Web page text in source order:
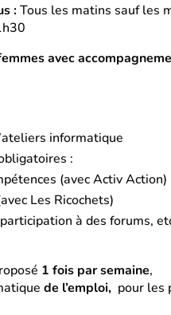
:Tous les matins sauf les
avec
informatique
:
(avec Activ Action)
Les Ricochets)
à des forums,
1 fois par semaine,
de l’emploi, pour les